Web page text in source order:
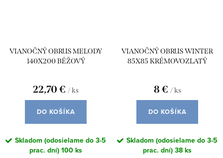
VIANOČNÝ OBRUS MELODY
140X200 BÉŽOVÝ
22,70 € / ks
DO KOŠÍKA
Skladom (odosielame do 3-5
prac. dní)100 ks
VIANOČNÝ OBRUS WINTER
85X85 KRÉMOVOZLATÝ
8 € / ks
DO KOŠÍKA
Skladom (odosielame do 3-5
prac. dní)38 ks